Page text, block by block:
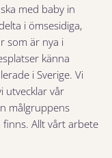
med baby in
i ömsesidiga,
som är nya i
känna
i Sverige. Vi
utvecklar vår
målgruppens
Allt vårt arbete